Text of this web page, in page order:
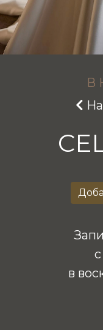
В
в